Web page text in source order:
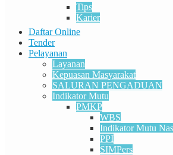
Tips
Karier
Daftar Online
Tender
Pelayanan
Layanan
Kepuasan Masyarakat
SALURAN PENGADUAN
Indikator Mutu
PMKP
WBS
Indikator Mutu
PPI
SIMPers